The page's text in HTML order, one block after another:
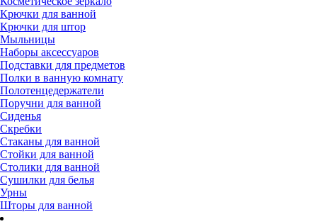
Крючки для ванной
Крючки для штор
Мыльницы
Наборы аксессуаров
Подставки для предметов
Полки в ванную комнату
Полотенцедержатели
Поручни для ванной
Сиденья
Скребки
Стаканы для ванной
Стойки для ванной
Столики для ванной
Сушилки для белья
Урны
Шторы для ванной